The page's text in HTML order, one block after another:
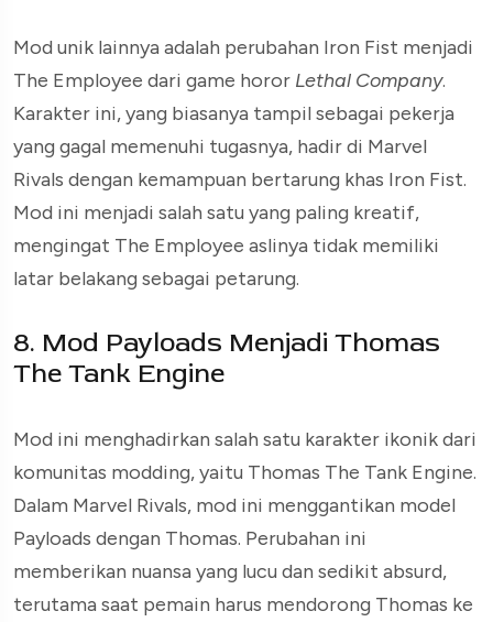
Mod unik lainnya adalah perubahan Iron Fist menjadi
The Employee dari game horor Lethal Company.
Karakter ini, yang biasanya tampil sebagai pekerja
yang gagal memenuhi tugasnya, hadir di Marvel
Rivals dengan kemampuan bertarung khas Iron Fist.
Mod ini menjadi salah satu yang paling kreatif,
mengingat The Employee aslinya tidak memiliki
latar belakang sebagai petarung.
8. Mod Payloads Menjadi Thomas
The Tank Engine
Mod ini menghadirkan salah satu karakter ikonik dari
komunitas modding, yaitu Thomas The Tank Engine.
Dalam Marvel Rivals, mod ini menggantikan model
Payloads dengan Thomas. Perubahan ini
memberikan nuansa yang lucu dan sedikit absurd,
terutama saat pemain harus mendorong Thomas ke